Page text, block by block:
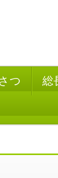
つ 総